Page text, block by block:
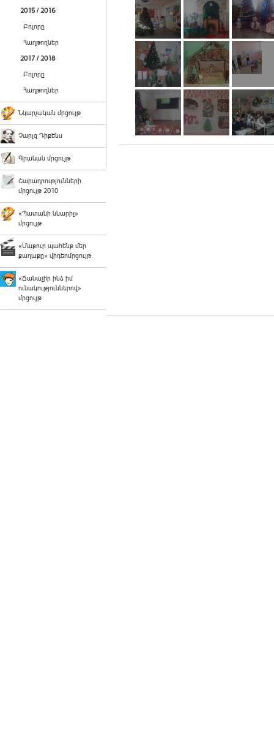
2015 / 2016
Բոլորը
Հաղթողներ
2017 / 2018
Բոլորը
Հաղթողներ
Նկարչական մրցույթ
Չարլզ Դիքենս
Գրական մրցույթ
Շարադրությունների
մրցույթ 2010
«Պատանի նկարիչ»
մրցույթ
«Մաքուր պահենք մեր
քաղաքը» վիդեոմրցույթ
«Ճանաչի՛ր ինձ իմ
ունակություններով»
մրցույթ